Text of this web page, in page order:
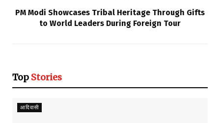
PM Modi Showcases Tribal Heritage Through Gifts
to World Leaders During Foreign Tour
Top Stories
आदिवासी